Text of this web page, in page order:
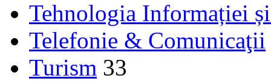
Tehnologia Informației
Telefonie & Comunicaţii
Turism 33